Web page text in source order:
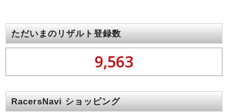
ただいまのリザルト登録数
9,563
RacersNavi ショッピング